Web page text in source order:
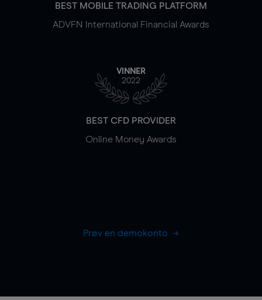
BEST MOBILE TRADING PLATFORM
ADVFN International Financial Awards
VINNER
2022
BEST CFD PROVIDER
Online Money Awards
Prøv en demokonto